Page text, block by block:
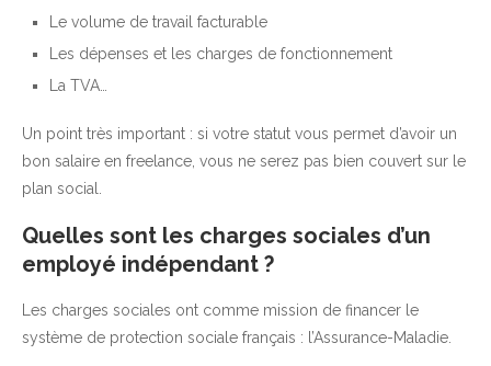
Le volume de travail facturable
Les dépenses et les charges de fonctionnement
La TVA…
Un point très important : si votre statut vous permet d’avoir un
bon salaire en freelance, vous ne serez pas bien couvert sur le
plan social.
Quelles sont les charges sociales d’un
employé indépendant ?
Les charges sociales ont comme mission de financer le
système de protection sociale français : l’Assurance-Maladie.